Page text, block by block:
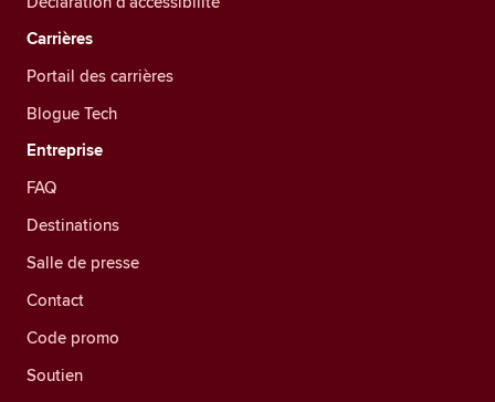
Carrières
Portail des carrières
Blogue Tech
Entreprise
FAQ
Destinations
Salle de presse
Contact
Code promo
Soutien